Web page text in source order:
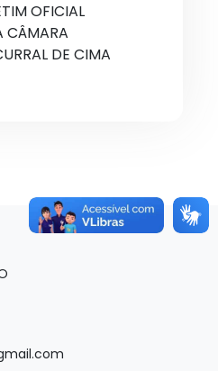
OFICIAL
CÂMARA
DE CIMA